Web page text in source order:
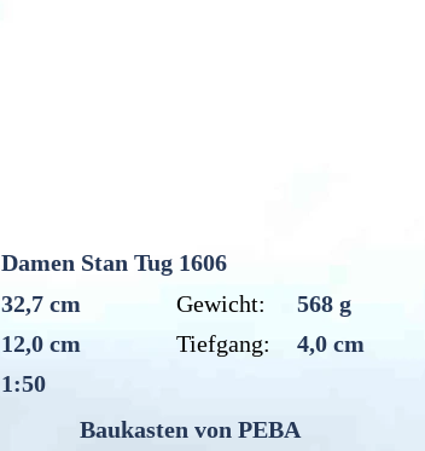
Damen Stan Tug 1606
32,7 cm Gewicht:
568 g
12,0 cm Tiefgang:
4,0 cm
1:50
Baukasten von PEBA